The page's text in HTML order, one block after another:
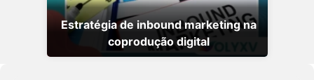
Estratégia de inbound marketing na
coprodução digital